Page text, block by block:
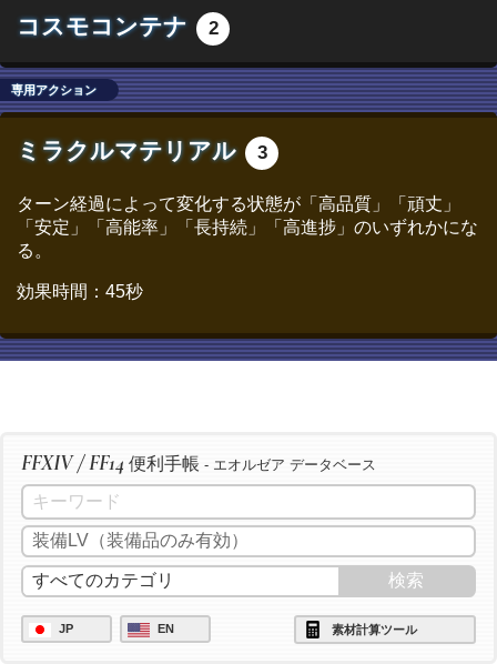
/ac "加工" <wait.3>
/ac "ヴェネレーション" <wait.2>
/ac "イノベーション" <wait.2>
/ac "精密作業" <wait.3>
/ac "精密作業" <wait.3>
/ac "倹約加工" <wait.3>
/ac "グレートストライド" <wait.2>
/ac "精密作業" <wait.3>
/ac "グレートストライド" <wait.2>
/ac "ビエルゴの祝福" <wait.3>
/ac "模範作業" <wait.3>
コスモコンテナ 2
専用アクション
ミラクルマテリアル 3
ターン経過によって変化する状態が「高品質」「頑丈」
「安定」「高能率」「長持続」「高進捗」のいずれかにな
る。
効果時間：45秒
FFXIV / FF14 便利手帳 - エオルゼア データベース
JP EN 素材計算ツール